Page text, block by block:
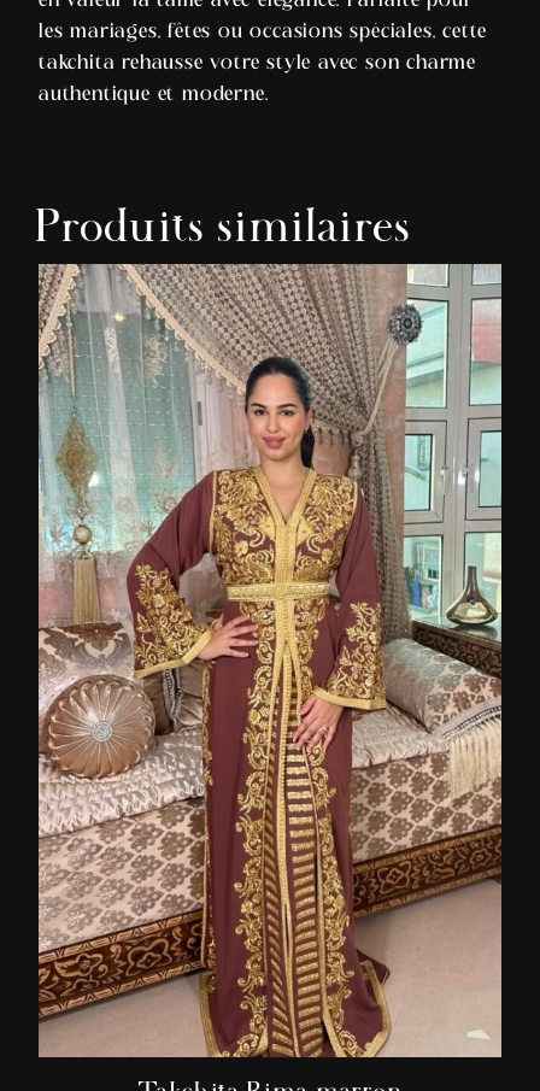
les mariages, fêtes ou occasions spéciales, cette
takchita rehausse votre style avec son charme
authentique et moderne.
Produits similaires